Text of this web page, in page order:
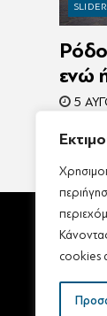
cookies
SLIDER
ενώ
5